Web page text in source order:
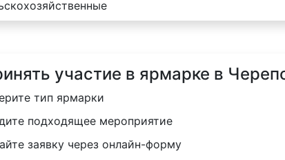
участие в ярмарке в
тип ярмарки
подходящее мероприятие
заявку через онлайн-форму